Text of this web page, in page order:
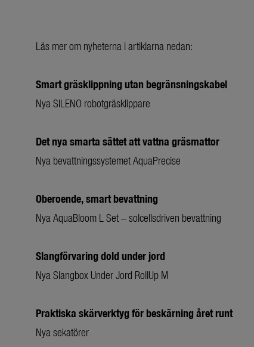
Läs mer om nyheterna i artiklarna nedan:
Smart gräsklippning utan begränsningskabel
Nya SILENO robotgräsklippare
Det nya smarta sättet att vattna gräsmattor
Nya bevattningssystemet AquaPrecise
Oberoende, smart bevattning
Nya AquaBloom L Set – solcellsdriven bevattning
Slangförvaring dold under jord
Nya Slangbox Under Jord RollUp M
Praktiska skärverktyg för beskärning året runt
Nya sekatörer